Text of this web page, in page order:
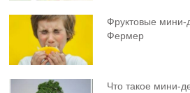
Фруктовыe
Фермер
Что такое мини-